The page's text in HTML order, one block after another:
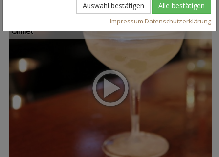
54
Gimlet
Auswahl bestätigen Alle bestätigen
Impressum Datenschutzerklärung